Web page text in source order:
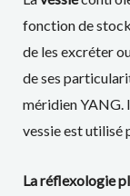
fonction de
de les excréter
de ses
méridien YANG.
vessie est utilisé
La réflexologie